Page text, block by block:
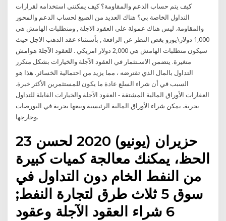
كيف يتم حساب الدعم والمقاومة؟ كيف يمكنني استخدامه لقرارات
التداول الخاصة بي؟ هناك العديد من الصيغ لحساب الدعم والمحور
والمقاومة. ليس هناك عمولة على العقود الاجلة , ومتطلبات الهامش هي
1,000 دولار\يورو بغض النظر عن الرافعة , بأستثناء عقد الذهب الاجل حيث
سيكون متطلبات الهامش هي 2,000 دولار امريكي . للعقود الآجلة هوامش
متغيرة. يتضمن الاسـتثمار في العقود الآجلة والخيارات بشكل متكرر
التداول بالمال الذي تقترضه ، مما يزيد من احتمالية الخسائر. هذا هو
السبب في أن شراء السلع عادة ما يكون للمستثمرين الأكثر خبرة.
العقارات الأوراق المالية المشتقة - العقود الآجلة والخيارات القابلة للتداول
بحرية. يمكن شراء الأوراق المالية الرئيسية وبيعها بحرية في البورصات
وخارجها.
23 حزيران (يونيو) 2020 لحسن
الحظ، يمكنك معالجة كميات كبيرة
من النفط الخام دون التداول في
سوق 5 ثلاث طرق لتجارة النفط;
6 شراء العقود الآجلة وعقود